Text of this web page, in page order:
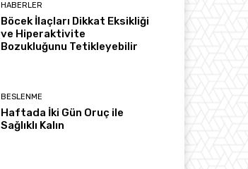
HABERLER
Böcek İlaçları Dikkat Eksikliği
ve Hiperaktivite
Bozukluğunu Tetikleyebilir
BESLENME
Haftada İki Gün Oruç ile
Sağlıklı Kalın